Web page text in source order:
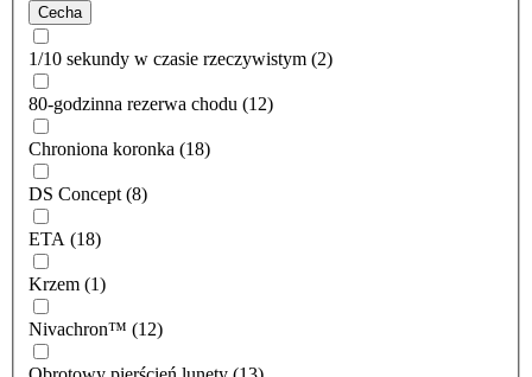
Cecha
1/10 sekundy w czasie rzeczywistym (2)
80-godzinna rezerwa chodu (12)
Chroniona koronka (18)
DS Concept (8)
ETA (18)
Krzem (1)
Nivachron™ (12)